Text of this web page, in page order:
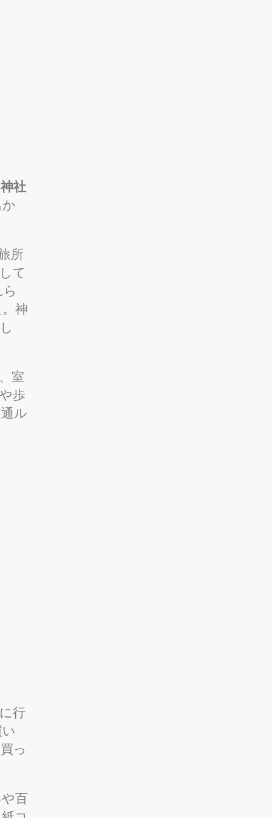
社
か
所
て
神
室
歩
ル
行
っ
百